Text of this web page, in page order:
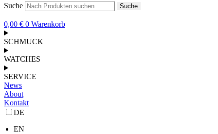
Suche Suche
0,00 € 0 Warenkorb
SCHMUCK
WATCHES
SERVICE
News
About
Kontakt
DE
EN